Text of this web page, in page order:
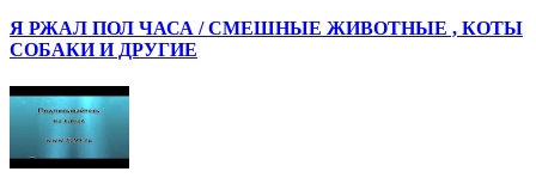
Я РЖАЛ ПОЛ ЧАСА / СМЕШНЫЕ ЖИВОТНЫЕ , КОТЫ
СОБАКИ И ДРУГИЕ